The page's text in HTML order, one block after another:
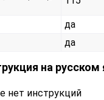
да
да
на
нет инструкций